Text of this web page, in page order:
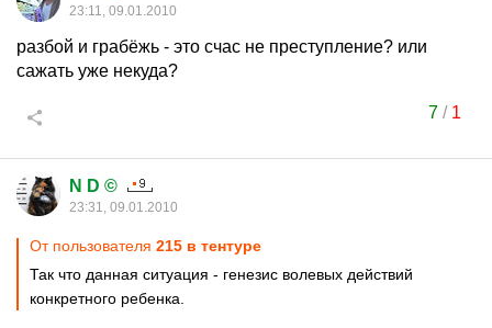
23:11, 09.01.2010
разбой и грабёжь - это счас не преступление? или
сажать уже некуда?
7/ 1
N D ©
23:31, 09.01.2010
От пользователя 215 в тентуре
Так что данная ситуация - генезис волевых действий
конкретного ребенка.